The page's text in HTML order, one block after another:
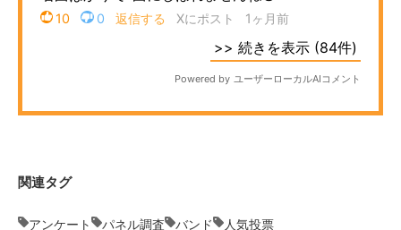
関連タグ
アンケート パネル調査 バンド 人気投票